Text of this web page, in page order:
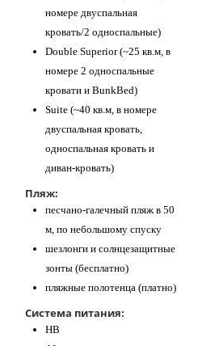
номере двуспальная
кровать/2 односпальные)
Double Superior (~25 кв.м, в
номере 2 односпальные
кровати и BunkBed)
Suite (~40 кв.м, в номере
двуспальная кровать,
односпальная кровать и
диван-кровать)
Пляж:
песчано-галечный пляж в 50
м, по небольшому спуску
шезлонги и солнцезащитные
зонты (бесплатно)
пляжные полотенца (платно)
Система питания:
HB